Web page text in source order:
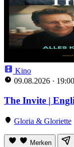
Kino
09.08.2026 ·
The Invite |
Gloria & Gloriette
Merken